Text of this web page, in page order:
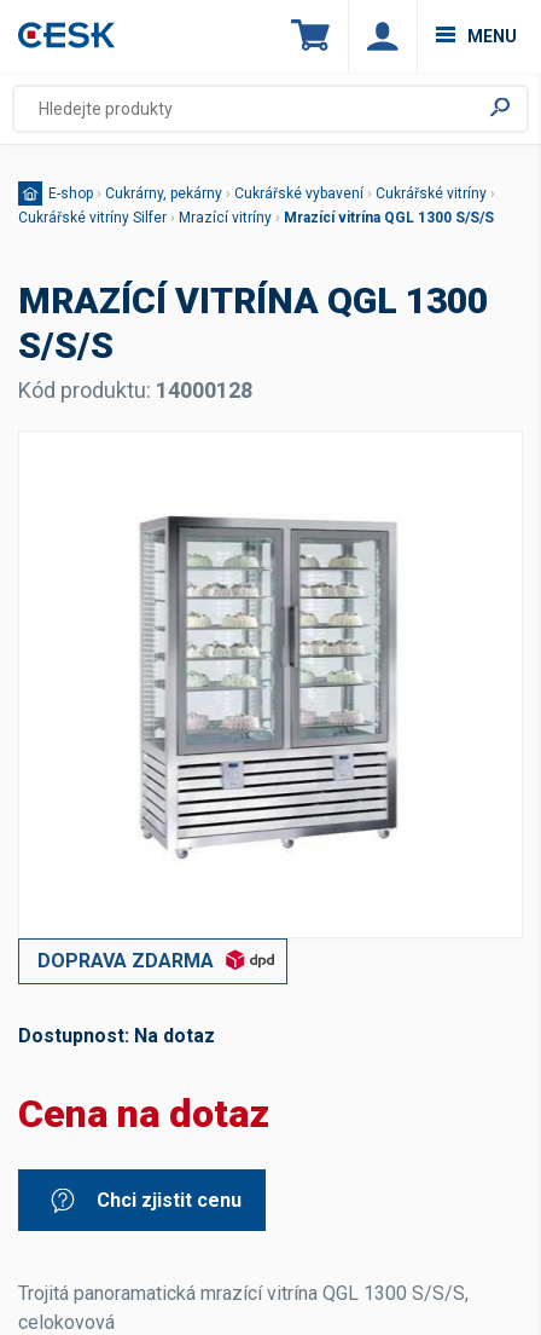
MENU
E-shop › Cukrárny, pekárny › Cukrářské vybavení › Cukrářské vitríny ›
Cukrářské vitríny Silfer › Mrazící vitríny › Mrazící vitrína QGL 1300 S/S/S
MRAZÍCÍ VITRÍNA QGL 1300
S/S/S
Kód produktu: 14000128
DOPRAVA ZDARMA
Dostupnost: Na dotaz
Cena na dotaz
Chci zjistit cenu
Trojitá panoramatická mrazící vitrína QGL 1300 S/S/S,
celokovová